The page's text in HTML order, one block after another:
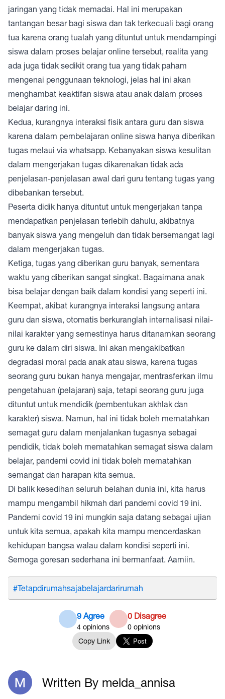
jaringan yang tidak memadai. Hal ini merupakan
tantangan besar bagi siswa dan tak terkecuali bagi orang
tua karena orang tualah yang dituntut untuk mendampingi
siswa dalam proses belajar online tersebut, realita yang
ada juga tidak sedikit orang tua yang tidak paham
mengenai penggunaan teknologi, jelas hal ini akan
menghambat keaktifan siswa atau anak dalam proses
belajar daring ini.
Kedua, kurangnya interaksi fisik antara guru dan siswa
karena dalam pembelajaran online siswa hanya diberikan
tugas melaui via whatsapp. Kebanyakan siswa kesulitan
dalam mengerjakan tugas dikarenakan tidak ada
penjelasan-penjelasan awal dari guru tentang tugas yang
dibebankan tersebut.
Peserta didik hanya dituntut untuk mengerjakan tanpa
mendapatkan penjelasan terlebih dahulu, akibatnya
banyak siswa yang mengeluh dan tidak bersemangat lagi
dalam mengerjakan tugas.
Ketiga, tugas yang diberikan guru banyak, sementara
waktu yang diberikan sangat singkat. Bagaimana anak
bisa belajar dengan baik dalam kondisi yang seperti ini.
Keempat, akibat kurangnya interaksi langsung antara
guru dan siswa, otomatis berkuranglah internalisasi nilai-
nilai karakter yang semestinya harus ditanamkan seorang
guru ke dalam diri siswa. Ini akan mengakibatkan
degradasi moral pada anak atau siswa, karena tugas
seorang guru bukan hanya mengajar, mentrasferkan ilmu
pengetahuan (pelajaran) saja, tetapi seorang guru juga
dituntut untuk mendidik (pembentukan akhlak dan
karakter) siswa. Namun, hal ini tidak boleh mematahkan
semagat guru dalam menjalankan tugasnya sebagai
pendidik, tidak boleh mematahkan semagat siswa dalam
belajar, pandemi covid ini tidak boleh mematahkan
semangat dan harapan kita semua.
Di balik kesedihan seluruh belahan dunia ini, kita harus
mampu mengambil hikmah dari pandemi covid 19 ini.
Pandemi covid 19 ini mungkin saja datang sebagai ujian
untuk kita semua, apakah kita mampu mencerdaskan
kehidupan bangsa walau dalam kondisi seperti ini.
Semoga goresan sederhana ini bermanfaat. Aamiin.
#Tetapdirumahsajabelajardarirumah
9 Agree
4 opinions
0 Disagree
0 opinions
Copy Link
Written By melda_annisa